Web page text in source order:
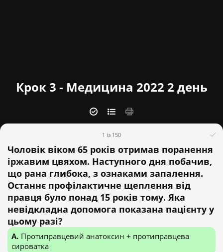
Крок 3 - Медицина 2022 2 день
1 із 150
Чоловік віком 65 років отримав поранення
іржавим цвяхом. Наступного дня побачив,
що рана глибока, з ознаками запалення.
Останнє профілактичне щеплення від
правця було понад 15 років тому. Яка
невідкладна допомога показана пацієнту у
цьому разі?
Протиправцевий анатоксин + протиправцева
сироватка